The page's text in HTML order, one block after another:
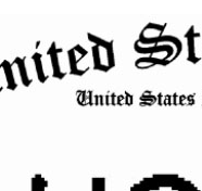
建立有意义的合作伙伴关系。